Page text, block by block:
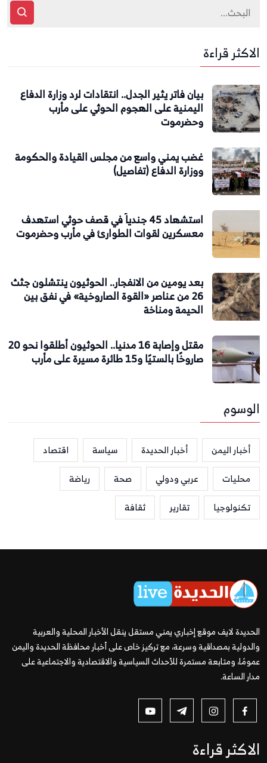
الاكثر قراءة
بيان فاتر يثير الجدل.. انتقادات لرد وزارة الدفاع
اليمنية على الهجوم الحوثي على مأرب
وحضرموت
غضب يمني واسع من مجلس القيادة والحكومة
ووزارة الدفاع (تفاصيل)
استشهاد 45 جندياً في قصف حوثي استهدف
معسكرين لقوات الطوارئ في مأرب وحضرموت
بعد يومين من الانفجار.. الحوثيون ينتشلون جثث
26 من عناصر «القوة الصاروخية» في نفق بين
الحيمة ومناخة
مقتل وإصابة 16 مدنيا.. الحوثيون أطلقوا نحو 20
صاروخًا بالستيًا و15 طائرة مسيرة على مأرب
الوسوم
أخبار اليمن أخبار الحديدة سياسة
اقتصاد
محليات
عربي ودولي صحة
رياضة
تكنولوجيا
تقارير ثقافة
الحديدة لايف موقع إخباري يمني مستقل ينقل الأخبار المحلية والعربية
والدولية بمصداقية وسرعة، مع تركيز خاص على أخبار محافظة الحديدة واليمن
عمومًا، ومتابعة مستمرة للأحداث السياسية والاقتصادية والاجتماعية على
مدار الساعة.
الاكثر قراءة